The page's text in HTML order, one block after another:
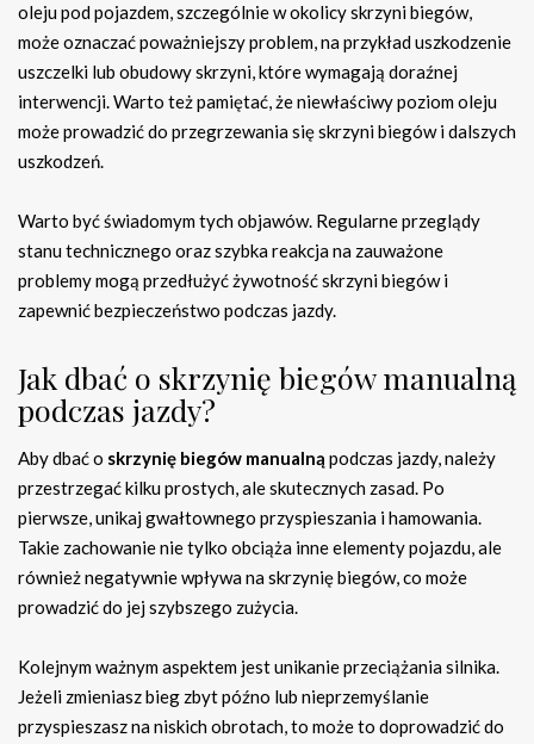
oleju pod pojazdem, szczególnie w okolicy skrzyni biegów,
może oznaczać poważniejszy problem, na przykład uszkodzenie
uszczelki lub obudowy skrzyni, które wymagają doraźnej
interwencji. Warto też pamiętać, że niewłaściwy poziom oleju
może prowadzić do przegrzewania się skrzyni biegów i dalszych
uszkodzeń.
Warto być świadomym tych objawów. Regularne przeglądy
stanu technicznego oraz szybka reakcja na zauważone
problemy mogą przedłużyć żywotność skrzyni biegów i
zapewnić bezpieczeństwo podczas jazdy.
Jak dbać o skrzynię biegów manualną
podczas jazdy?
Aby dbać o skrzynię biegów manualną podczas jazdy, należy
przestrzegać kilku prostych, ale skutecznych zasad. Po
pierwsze, unikaj gwałtownego przyspieszania i hamowania.
Takie zachowanie nie tylko obciąża inne elementy pojazdu, ale
również negatywnie wpływa na skrzynię biegów, co może
prowadzić do jej szybszego zużycia.
Kolejnym ważnym aspektem jest unikanie przeciążania silnika.
Jeżeli zmieniasz bieg zbyt późno lub nieprzemyślanie
przyspieszasz na niskich obrotach, to może to doprowadzić do